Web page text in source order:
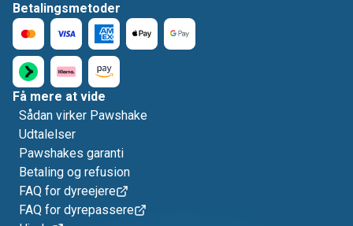
Betalingsmetoder
Få mere at vide
Sådan virker Pawshake
Udtalelser
Pawshakes garanti
Betaling og refusion
FAQ for dyreejere
FAQ for dyrepassere